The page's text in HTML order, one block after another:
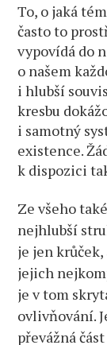
To, o jaká
často to
vypovídá do
o našem
i hlubší
kresbu
i samotný
existence.
k dispozici
Ze všeho
nejhlubší
je jen
jejich
je v tom
ovlivňování.
převážná